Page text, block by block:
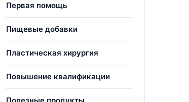
Первая помощь
Пищевые добавки
Пластическая хирургия
Повышение квалификации